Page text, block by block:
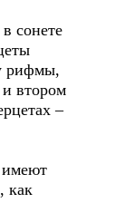
сонете
рифмы,
и втором
–
имеют
как